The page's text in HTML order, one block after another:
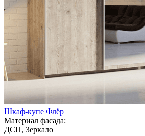
Шкаф-купе Флёр
Материал фасада:
ДСП, Зеркало